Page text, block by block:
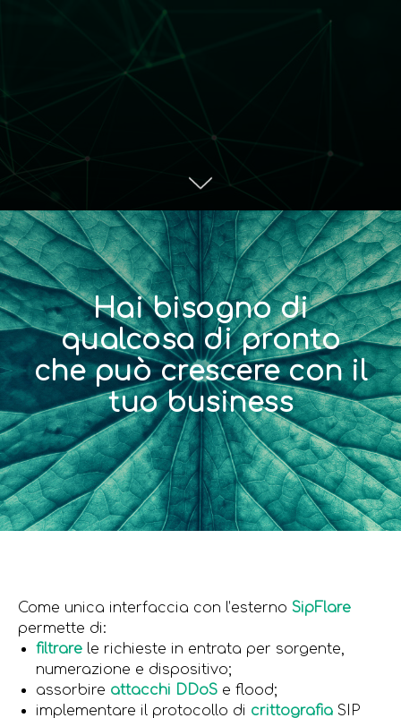
Hai bisogno di
qualcosa di pronto
che può crescere con il
tuo business
Come unica interfaccia con l’esterno SipFlare
permette di:
filtrare le richieste in entrata per sorgente,
numerazione e dispositivo;
assorbire attacchi DDoS e flood;
implementare il protocollo di crittografia SIP